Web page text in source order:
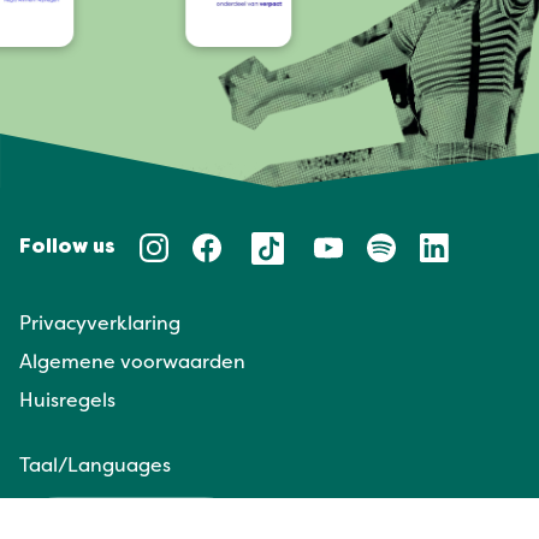
Follow us
Privacyverklaring
Algemene voorwaarden
Huisregels
Taal/Languages